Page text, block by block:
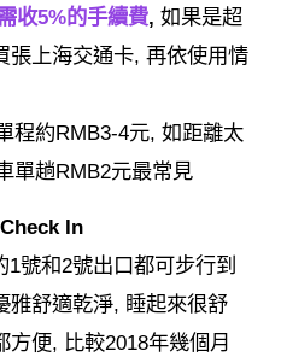
收5%的手續費, 如果是超
張上海交通卡, 再依使用情
程約RMB3-4元, 如距離太
單趟RMB2元最常見
In
號和2號出口都可步行到
雅舒適乾淨, 睡起來很舒
便, 比較2018年幾個月